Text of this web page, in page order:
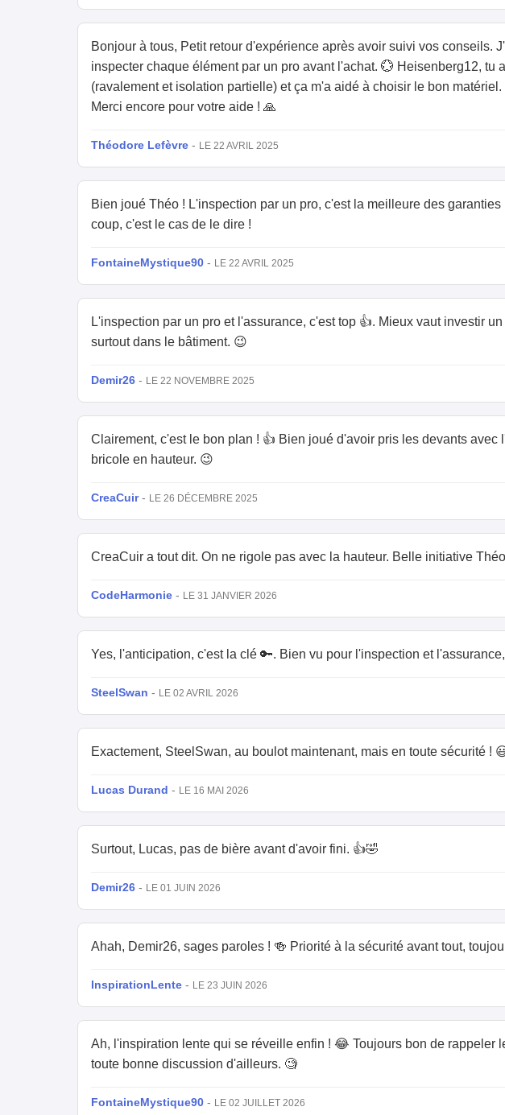
Bonjour à tous, Petit retour d'expérience après avoir suivi vos
inspecter chaque élément par un pro avant l'achat. 💮 Heisenberg12,
(ravalement et isolation partielle) et ça m'a aidé à choisir le bon
Merci encore pour votre aide ! 🙏
Théodore Lefèvre - LE 22 AVRIL 2025
Bien joué Théo ! L'inspection par un pro, c'est la meilleure des
coup, c'est le cas de le dire !
FontaineMystique90 - LE 22 AVRIL 2025
L'inspection par un pro et l'assurance, c'est top 👍. Mieux vaut investir
surtout dans le bâtiment. 😉
Demir26 - LE 22 NOVEMBRE 2025
Clairement, c'est le bon plan ! 👍 Bien joué d'avoir pris les devants
bricole en hauteur. 😉
CreaCuir- LE 26 DÉCEMBRE 2025
CreaCuir a tout dit. On ne rigole pas avec la hauteur. Belle initiative
CodeHarmonie - LE 31 JANVIER 2026
Yes, l'anticipation, c'est la clé 🔑. Bien vu pour l'inspection et
SteelSwan - LE 02 AVRIL 2026
Exactement, SteelSwan, au boulot maintenant, mais en toute sécurité !
Lucas Durand - LE 16 MAI 2026
Surtout, Lucas, pas de bière avant d'avoir fini. 👍🤣
Demir26 - LE 01 JUIN 2026
Ahah, Demir26, sages paroles ! 🍻 Priorité à la sécurité avant tout,
InspirationLente - LE 23 JUIN 2026
Ah, l'inspiration lente qui se réveille enfin ! 😂 Toujours bon de rappeler
toute bonne discussion d'ailleurs. 🧐
FontaineMystique90 - LE 02 JUILLET 2026